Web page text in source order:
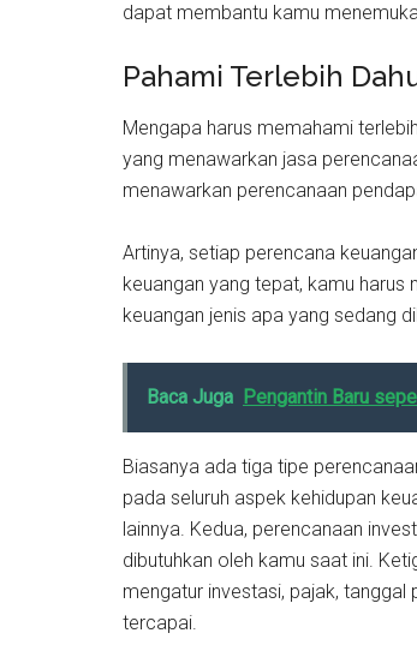
dapat membantu kamu
Pahami Terlebih
Mengapa harus memahami
yang menawarkan jasa
menawarkan perencanaan
Artinya, setiap perencana
keuangan yang tepat, kamu harus
keuangan jenis apa yang sedang
Baca Juga Pengantin Baru
Biasanya ada tiga tipe
pada seluruh aspek kehidupan
lainnya. Kedua, perencanaan
dibutuhkan oleh kamu saat ini.
mengatur investasi, pajak, tanggal
tercapai.